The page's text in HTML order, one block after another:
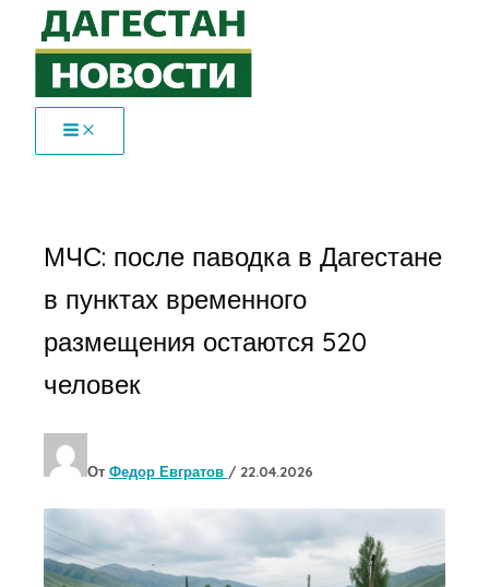
Перейти
содержимому
МЧС: после паводка в Дагестане
в пунктах временного
размещения остаются 520
человек
От Федор Евгратов / 22.04.2026